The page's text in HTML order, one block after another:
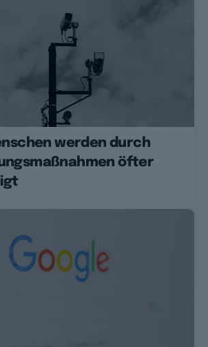
werden durch
öfter